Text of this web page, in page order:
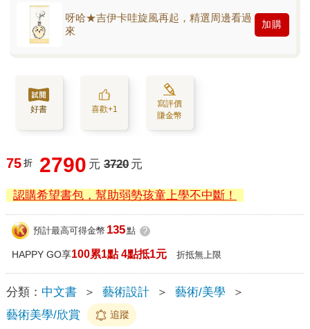
呀哈★吉伊卡哇旋風再起，精選周邊看過
來
加購
好書 喜歡+1
寫評價
賺金幣
75 折 2790 元 3720 元
認購希望書包，幫助弱勢孩童上學不中斷！
預計最高可得金幣 135點 ?
HAPPY GO享100累1點 4點抵1元 折抵無上限
分類： 中文書 ＞ 藝術設計 ＞ 藝術/美學
＞
藝術美學/欣賞
追蹤